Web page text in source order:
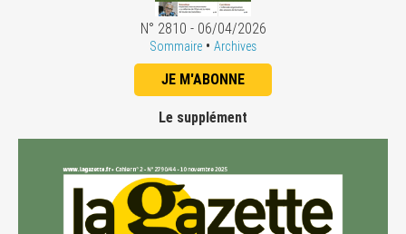
N° 2810 - 06/04/2026
Sommaire • Archives
JE M'ABONNE
Le supplément